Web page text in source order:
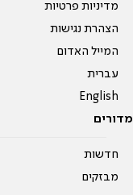
מדיניות פרטיות
הצהרת נגישות
המייל האדום
עברית
English
מדורים
חדשות
מבזקים